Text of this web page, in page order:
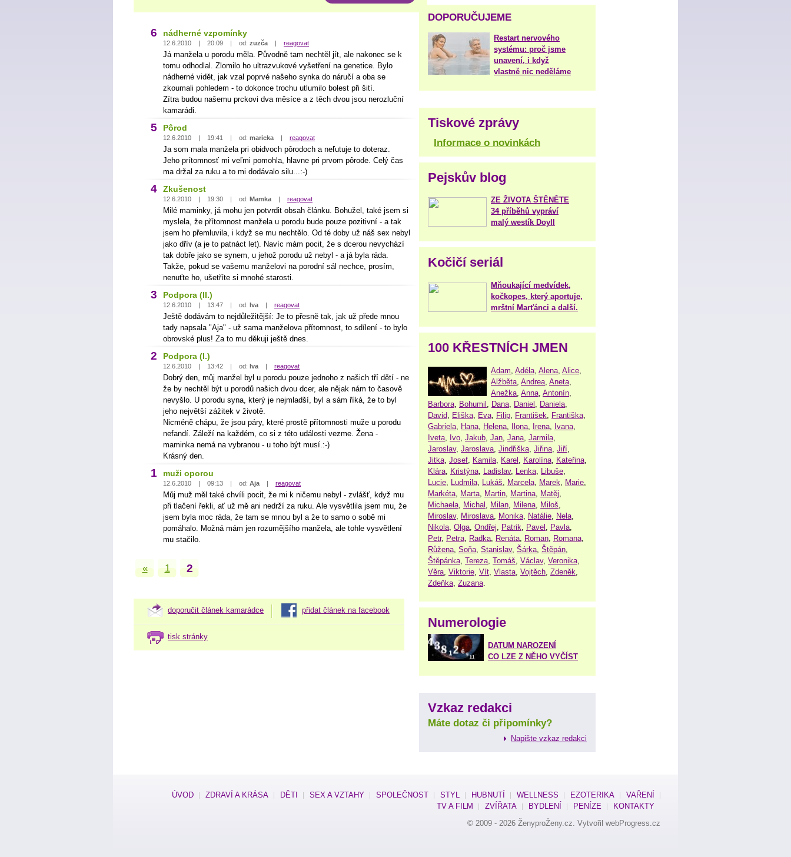
6 nádherné vzpomínky
12.6.2010 | 20:09 | od: zuzča | reagovat
Já manžela u porodu měla. Původně tam nechtěl jít, ale nakonec se k
tomu odhodlal. Zlomilo ho ultrazvukové vyšetření na genetice. Bylo
nádherné vidět, jak vzal poprvé našeho synka do náručí a oba se
zkoumali pohledem - to dokonce trochu utlumilo bolest při šití.
Zítra budou našemu prckovi dva měsíce a z těch dvou jsou nerozluční
kamarádi.
5 Pôrod
12.6.2010 | 19:41 | od: maricka | reagovat
Ja som mala manžela pri obidvoch pôrodoch a neľutuje to doteraz.
Jeho prítomnosť mi veľmi pomohla, hlavne pri prvom pôrode. Celý čas
ma držal za ruku a to mi dodávalo silu...:-)
4 Zkušenost
12.6.2010 | 19:30 | od: Mamka | reagovat
Milé maminky, já mohu jen potvrdit obsah článku. Bohužel, také jsem si
myslela, že přítomnost manžela u porodu bude pouze pozitivní - a tak
jsem ho přemluvila, i když se mu nechtělo. Od té doby už náš sex nebyl
jako dřív (a je to patnáct let). Navíc mám pocit, že s dcerou nevychází
tak dobře jako se synem, u jehož porodu už nebyl - a já byla ráda.
Takže, pokud se vašemu manželovi na porodní sál nechce, prosím,
nenuťte ho, ušetříte si mnohé starosti.
3 Podpora (II.)
12.6.2010 | 13:47 | od: Iva | reagovat
Ještě dodávám to nejdůležitější: Je to přesně tak, jak už přede mnou
tady napsala "Aja" - už sama manželova přítomnost, to sdílení - to bylo
obrovské plus! Za to mu děkuji ještě dnes.
2 Podpora (I.)
12.6.2010 | 13:42 | od: Iva | reagovat
Dobrý den, můj manžel byl u porodu pouze jednoho z našich tří dětí - ne
že by nechtěl být u porodů našich dvou dcer, ale nějak nám to časově
nevyšlo. U porodu syna, který je nejmladší, byl a sám říká, že to byl
jeho největší zážitek v životě.
Nicméně chápu, že jsou páry, které prostě přítomnosti muže u porodu
nefandí. Záleží na každém, co si z této události vezme. Žena -
maminka nemá na vybranou - u toho být musí.:-)
Krásný den.
1 muži oporou
12.6.2010 | 09:13 | od: Aja | reagovat
Můj muž měl také chvíli pocit, že mi k ničemu nebyl - zvlášť, když mu
při tlačení řekli, ať už mě ani nedrží za ruku. Ale vysvětlila jsem mu, že
jsem byla moc ráda, že tam se mnou byl a že to samo o sobě mi
pomáhalo. Možná mám jen rozumějšího manžela, ale tohle vysvětlení
mu stačilo.
« 1 2
doporučit článek kamarádce přidat článek na facebook
tisk stránky
DOPORUČUJEME
Restart nervového
systému: proč jsme
unavení, i když
vlastně nic neděláme
Tiskové zprávy
Informace o novinkách
Pejskův blog
ZE ŽIVOTA ŠTĚNĚTE
34 příběhů vypráví
malý westík Doyll
Kočičí seriál
Mňoukající medvídek,
kočkopes, který aportuje,
mrštní Marťánci a další.
100 KŘESTNÍCH JMEN
Adam Adéla Alena Alice
Alžběta Andrea Aneta
Anežka Anna Antonín
Barbora Bohumil Dana Daniel Daniela
David Eliška Eva Filip František Františka
Gabriela Hana Helena Ilona Irena Ivana
Iveta Ivo Jakub Jan Jana Jarmila
Jaroslav, Jaroslava Jindřiška Jiřina Jiří
Jitka Josef Kamila Karel Karolína Kateřina
Klára Kristýna Ladislav, Lenka Libuše
Lucie Ludmila Lukáš Marcela Marek Marie
Markéta Marta Martin Martina Matěj
Michaela Michal Milan Milena Miloš
Miroslav, Miroslava Monika Natálie Nela
Nikola Olga Ondřej Patrik Pavel Pavla
Petr, Petra Radka Renáta Roman Romana
Růžena Soňa Stanislav, Šárka Štěpán
Štěpánka Tereza Tomáš Václav, Veronika
Věra Viktorie Vít Vlasta Vojtěch Zdeněk
Zdeňka Zuzana
Numerologie
DATUM NAROZENÍ
CO LZE Z NĚHO VYČÍST
Vzkaz redakci
Máte dotaz či připomínky?
Napište vzkaz redakci
ÚVOD ZDRAVÍ A KRÁSA DĚTI SEX A VZTAHY SPOLEČNOST STYL HUBNUTÍ WELLNESS EZOTERIKA
VAŘENÍ
TV A FILM
ZVÍŘATA BYDLENÍ PENÍZE
KONTAKTY
© 2009 - 2026 ŽenyproŽeny.cz . Vytvořil webProgress.cz